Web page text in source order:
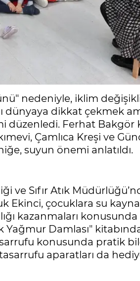
nedeniyle, iklim
dünyaya dikkat çekmek
düzenledi. Ferhat Bakgör
Çamlıca Kreşi ve
suyun önemi anlatıldı.
ve Sıfır Atık
Ekinci, çocuklara su
kazanmaları
Damlası"
konusunda pratik
aparatları da